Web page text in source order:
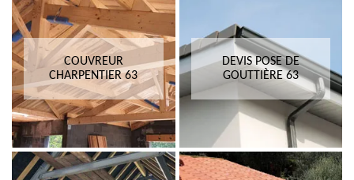
COUVREUR
CHARPENTIER 63
DEVIS POSE DE
GOUTTIÈRE 63